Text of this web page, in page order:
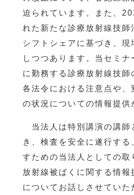
迫られています。また、
れた新たな診療放射線技師
シフトシェアに基づき、現
しつつあります。当セミナ
に勤務する診療放射線技師
各法令における注意点や、
の状況についての情報提供
当法人は特別講演の講師
き、検査を安全に遂行する
すための当法人としての取
放射線被ばくに関する情報
についてお話しさせていた